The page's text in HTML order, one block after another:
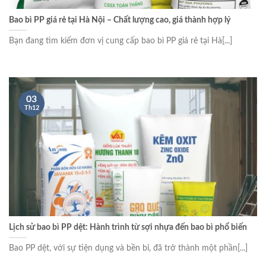
Bao bì PP giá rẻ tại Hà Nội – Chất lượng cao, giá thành hợp lý
Bạn đang tìm kiếm đơn vị cung cấp bao bì PP giá rẻ tại Hà[...]
Lịch sử bao bì PP dệt: Hành trình từ sợi nhựa đến bao bì phổ biến
Bao PP dệt, với sự tiện dụng và bền bỉ, đã trở thành một phần[...]
03
Th12